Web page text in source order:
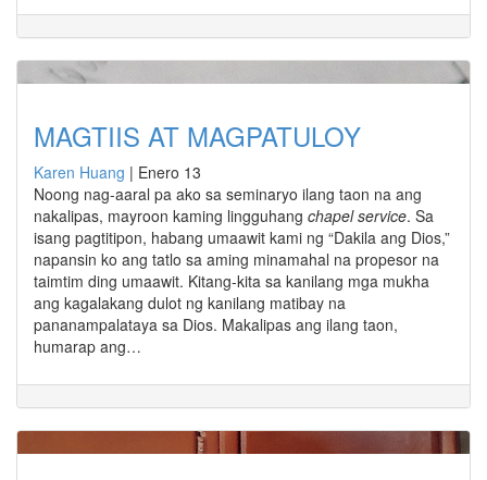
MAGTIIS AT MAGPATULOY
Karen Huang | Enero 13
Noong nag-aaral pa ako sa seminaryo ilang taon na ang
nakalipas, mayroon kaming lingguhang chapel service. Sa
isang pagtitipon, habang umaawit kami ng “Dakila ang Dios,”
napansin ko ang tatlo sa aming minamahal na propesor na
taimtim ding umaawit. Kitang-kita sa kanilang mga mukha
ang kagalakang dulot ng kanilang matibay na
pananampalataya sa Dios. Makalipas ang ilang taon,
humarap ang…